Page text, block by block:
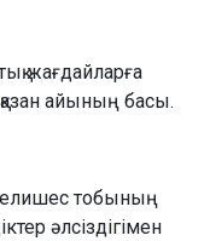
жағдайларға
айының басы.
тобының
әлсіздігімен